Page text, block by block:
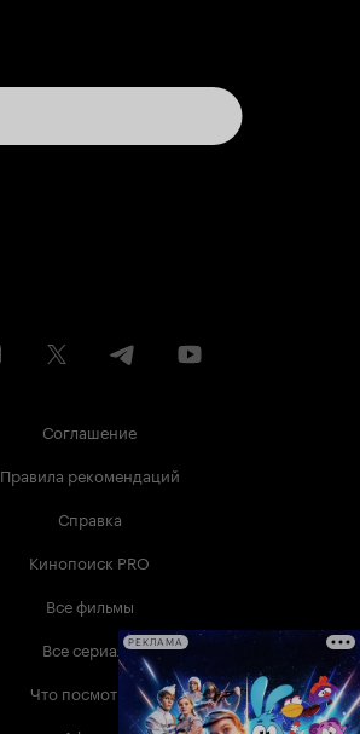
Соглашение
Правила рекомендаций
Справка
Кинопоиск PRO
Все фильмы
Все сериалы
Что посмотреть
РЕКЛАМА